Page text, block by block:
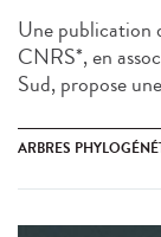
Une publication
CNRS*, en
Sud, propose
ARBRES